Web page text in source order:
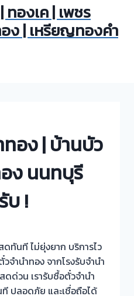
องเค | เพชร
ง | เหรียญทองคำ
อง | บ้านบัว
ง นนทบุรี
บ !
ดทันที ไม่ยุ่งยาก บริการไว
จำนำทองจากโรงรับจำนำ
ดด่วน เรารับซื้อตั๋วจำนำ
ปลอดภัย และเชื่อถือได้